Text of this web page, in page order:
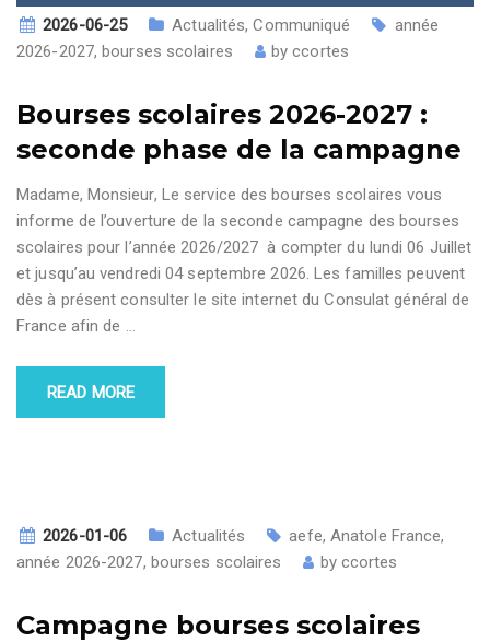
2026-06-25 Actualités,Communiqué
année
2026-2027,bourses scolaires byccortes
Bourses scolaires 2026-2027 :
seconde phase de la campagne
Madame, Monsieur, Le service des bourses scolaires vous
informe de l’ouverture de la seconde campagne des bourses
scolaires pour l’année 2026/2027 à compter du lundi 06 Juillet
et jusqu’au vendredi 04 septembre 2026. Les familles peuvent
dès à présent consulter le site internet du Consulat général de
France afin de …
READ MORE
2026-01-06 Actualités aefe, Anatole France,
année 2026-2027, bourses scolaires by ccortes
Campagne bourses scolaires